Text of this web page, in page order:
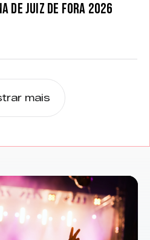
de Juiz de Fora 2026
mais